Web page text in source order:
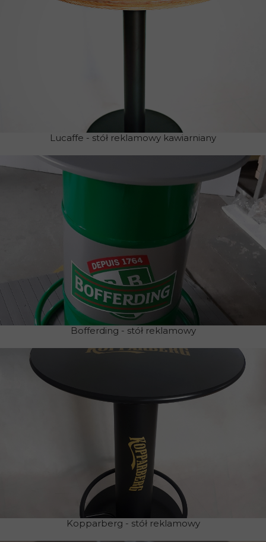
Lucaffe - stół reklamowy kawiarniany
Bofferding - stół reklamowy
Kopparberg - stół reklamowy